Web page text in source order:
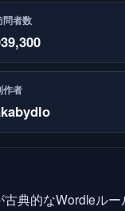
問者数
作者
典的なWordleル